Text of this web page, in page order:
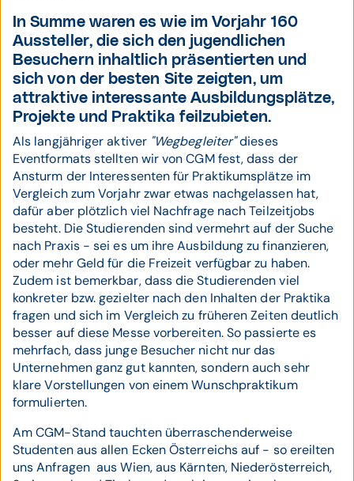
In Summe waren es wie im Vorjahr 160
Aussteller, die sich den jugendlichen
Besuchern inhaltlich präsentierten und
sich von der besten Site zeigten, um
attraktive interessante Ausbildungsplätze,
Projekte und Praktika feilzubieten.
Als langjähriger aktiver "Wegbegleiter"dieses
Eventformats stellten wir von CGM fest, dass der
Ansturm der Interessenten für Praktikumsplätze im
Vergleich zum Vorjahr zwar etwas nachgelassen hat,
dafür aber plötzlich viel Nachfrage nach Teilzeitjobs
besteht. Die Studierenden sind vermehrt auf der Suche
nach Praxis - sei es um ihre Ausbildung zu finanzieren,
oder mehr Geld für die Freizeit verfügbar zu haben.
Zudem ist bemerkbar, dass die Studierenden viel
konkreter bzw. gezielter nach den Inhalten der Praktika
fragen und sich im Vergleich zu früheren Zeiten deutlich
besser auf diese Messe vorbereiten. So passierte es
mehrfach, dass junge Besucher nicht nur das
Unternehmen ganz gut kannten, sondern auch sehr
klare Vorstellungen von einem Wunschpraktikum
formulierten.
Am CGM-Stand tauchten überraschenderweise
Studenten aus allen Ecken Österreichs auf - so ereilten
uns Anfragen aus Wien, aus Kärnten, Niederösterreich,